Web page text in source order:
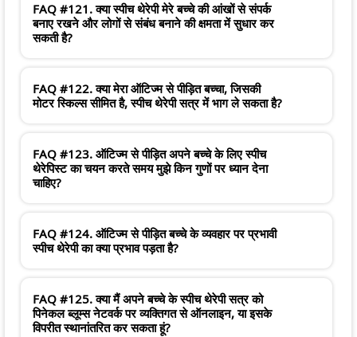
FAQ #121. क्या स्पीच थेरेपी मेरे बच्चे की आंखों से संपर्क
बनाए रखने और लोगों से संबंध बनाने की क्षमता में सुधार कर
सकती है?
FAQ #122. क्या मेरा ऑटिज्म से पीड़ित बच्चा, जिसकी
मोटर स्किल्स सीमित है, स्पीच थेरेपी सत्र में भाग ले सकता है?
FAQ #123. ऑटिज्म से पीड़ित अपने बच्चे के लिए स्पीच
थेरेपिस्ट का चयन करते समय मुझे किन गुणों पर ध्यान देना
चाहिए?
FAQ #124. ऑटिज्म से पीड़ित बच्चे के व्यवहार पर प्रभावी
स्पीच थेरेपी का क्या प्रभाव पड़ता है?
FAQ #125. क्या मैं अपने बच्चे के स्पीच थेरेपी सत्र को
पिनेकल ब्लूम्स नेटवर्क पर व्यक्तिगत से ऑनलाइन, या इसके
विपरीत स्थानांतरित कर सकता हूं?